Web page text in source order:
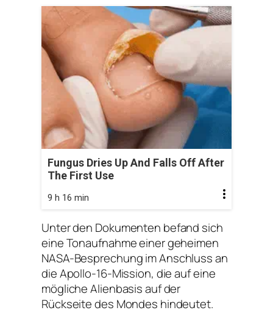
Fungus Dries Up And Falls Off After
The First Use
9 h 16 min
Unter den Dokumenten befand sich
eine Tonaufnahme einer geheimen
NASA-Besprechung im Anschluss an
die Apollo-16-Mission, die auf eine
mögliche Alienbasis auf der
Rückseite des Mondes hindeutet.